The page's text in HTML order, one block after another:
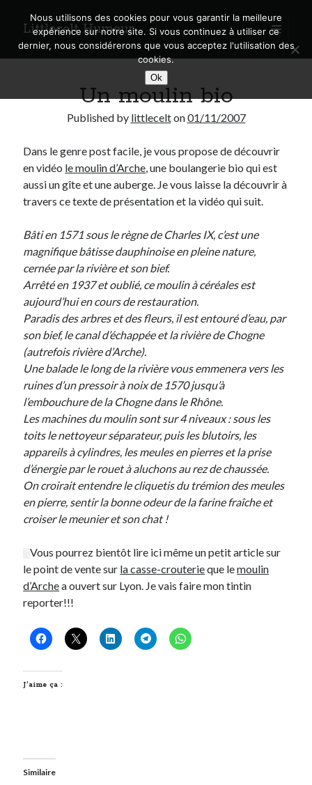
Littlecelt Humeur
open
primary
menu
Sidebar
Derniers articles
Municipales 2026 : Lyon, Métropole et Caluire, mon choix pour l’avenir
Lyon !
Quel Lyonnais es-tu, Renaud Ducher ?
A quand une véritable place pour le vélo à Caluire dans la Métropole de
Lyon ?
Comment je vis ma vie sur un vélo
Derniers Commentaires
Entretien ménagerdansT’as vu quoi ? #52
JFdans C’était pas mieux avant… à Lyon
littleceltdansComment j’ai opéré ma vélorution toute personnelle
AnthonydansComment j’ai opéré ma vélorution toute personnelle
Renaud DucherdansComment j’ai opéré ma vélorution toute
personnelle
Commentaires récents
dans
Comment j’ai opéré ma vélorution toute personnelle
Anthony
Comment j’ai opéré ma vélorution toute personnelle
Renaud Ducher
Comment j’ai opéré ma vélorution toute
personnelle
A Lyon
Geek
Un moulin bio
Published by littlecelton01/11/2007
Dans le genre post facile, je vous propose de découvrir
en vidéo le moulin d’Arche, une boulangerie bio qui est
aussi un gîte et une auberge. Je vous laisse la découvrir à
travers ce texte de présentation et la vidéo qui suit.
Bâti en 1571 sous le règne de Charles IX, c’est une
magnifique bâtisse dauphinoise en pleine nature,
cernée par la rivière et son bief.
Arrêté en 1937 et oublié, ce moulin à céréales est
aujourd’hui en cours de restauration.
Paradis des arbres et des fleurs, il est entouré d’eau, par
son bief, le canal d’échappée et la rivière de Chogne
(autrefois rivière d’Arche).
Une balade le long de la rivière vous emmenera vers les
ruines d’un pressoir à noix de 1570 jusqu’à
l’embouchure de la Chogne dans le Rhône.
Les machines du moulin sont sur 4 niveaux : sous les
toits le nettoyeur séparateur, puis les blutoirs, les
appareils à cylindres, les meules en pierres et la prise
d’énergie par le rouet à aluchons au rez de chaussée.
On croirait entendre le cliquetis du trémion des meules
en pierre, sentir la bonne odeur de la farine fraîche et
croiser le meunier et son chat !
Vous pourrez bientôt lire ici même un petit article sur
le point de vente sur la casse-crouterieque lemoulin
d’Archea ouvert sur Lyon. Je vais faire mon tintin
reporter!!!
J’aime ça :
Similaire
Nous utilisons des cookies pour vous garantir la meilleure
expérience sur notre site. Si vous continuez à utiliser ce
dernier, nous considérerons que vous acceptez l'utilisation des
cookies.
Ok